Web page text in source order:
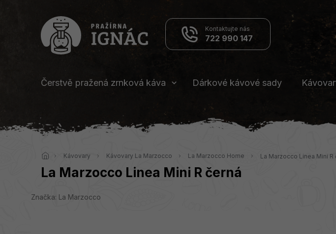
722 990 147
Čerstvě pražená zrnková káva Dárkové kávové sady
Kávovary Kávovary La Marzocco La Marzocco Home La Marzocco Linea Mini R
La Marzocco Linea Mini R černá
Značka: La Marzocco